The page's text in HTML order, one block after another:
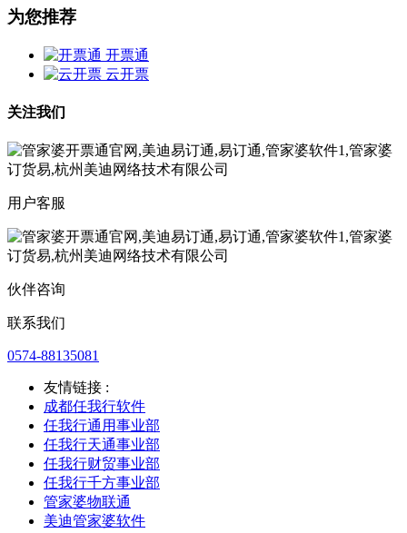
为您推荐
开票通
云开票
关注我们
用户客服
伙伴咨询
联系我们
0574-88135081
友情链接 :
成都任我行软件
任我行通用事业部
任我行天通事业部
任我行财贸事业部
任我行千方事业部
管家婆物联通
美迪管家婆软件